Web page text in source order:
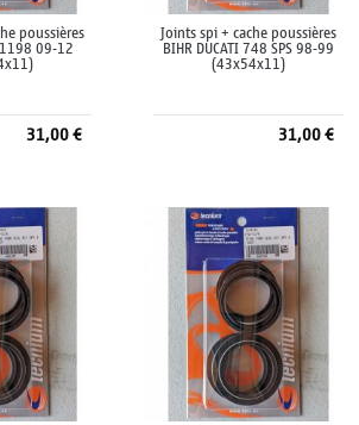
poussières
1198 09-12
31,00 €
Joints spi + cache poussières
BIHR DUCATI 748 SPS 98-99
(43x54x11)
31,00 €